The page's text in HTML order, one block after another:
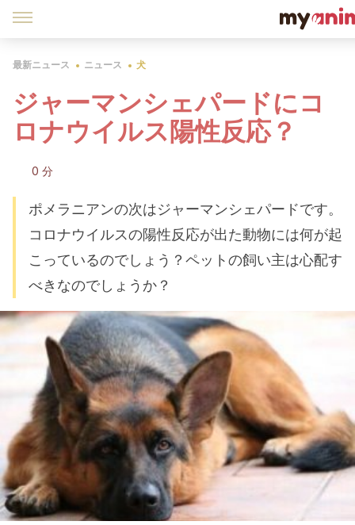
最新ニュース ニュース 犬
ジャーマンシェパードにコ
ロナウイルス陽性反応？
0 分
ポメラニアンの次はジャーマンシェパードです。
コロナウイルスの陽性反応が出た動物には何が起
こっているのでしょう？ペットの飼い主は心配す
べきなのでしょうか？